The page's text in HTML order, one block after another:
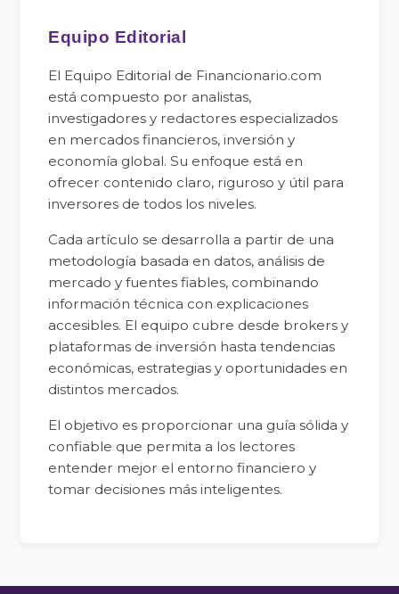
Equipo Editorial
El Equipo Editorial de Financionario.com
está compuesto por analistas,
investigadores y redactores especializados
en mercados financieros, inversión y
economía global. Su enfoque está en
ofrecer contenido claro, riguroso y útil para
inversores de todos los niveles.
Cada artículo se desarrolla a partir de una
metodología basada en datos, análisis de
mercado y fuentes fiables, combinando
información técnica con explicaciones
accesibles. El equipo cubre desde brokers y
plataformas de inversión hasta tendencias
económicas, estrategias y oportunidades en
distintos mercados.
El objetivo es proporcionar una guía sólida y
confiable que permita a los lectores
entender mejor el entorno financiero y
tomar decisiones más inteligentes.